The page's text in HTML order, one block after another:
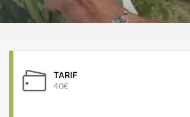
TARIF
40€